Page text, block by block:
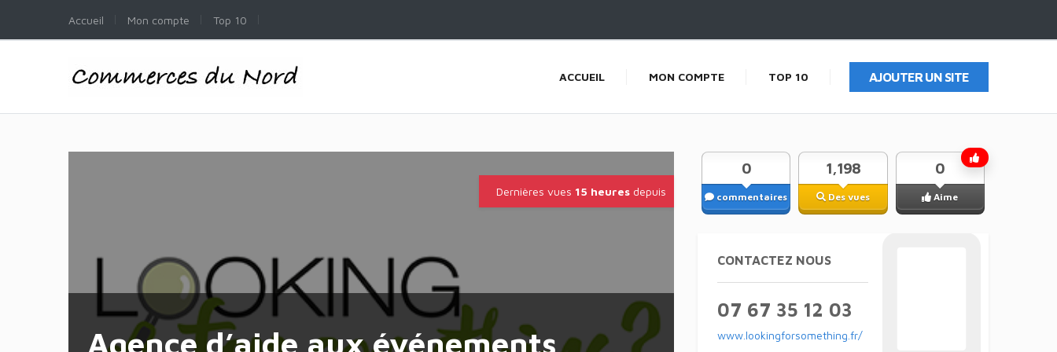
Accueil Mon compte Top 10
ACCUEIL MON COMPTE TOP 10 AJOUTER UN SITE
Dernières vues 15 heures depuis
Agence d’aide aux événements
commentaires
0
Des vues
1,198
Aime
0
CONTACTEZ NOUS
07 67 35 12 03
www.lookingforsomething.fr/